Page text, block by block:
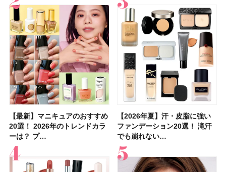
【最新】マニキュアのおすすめ
20選！ 2026年のトレンドカラ
ーは？ プ…
【2026年夏】汗・皮脂に強い
ファンデーション20選！ 滝汗
でも崩れない…
【石井美保さん】おすすめの
「ブライトニング」11選！ ス
キンケアからサプ…
【クリスマスコフレ2026】ク
リニークのホリデーコフレを一
挙紹介！ 人気…
【最新】マニキュアのおすすめ
20選！ 2026年のトレンドカラ
ーは？ プ…
【2026年夏】汗・皮脂に強い
ファンデーション20選！ 滝汗
でも崩れない…
【2026年】ボディ用日焼け止
めUVのおすすめ20選！ この夏
注目の人気…
【2026夏】「リップケア」ラ
ンキングTOP5！＜美容マニア
集団・マキア…
【2026夏】「歯磨き粉・オー
ラルケア」ランキングTOP5！
＜美容マニア…
【板野友美さんの美活】「最
近、下の歯の矯正を再開したん
です」オーラルケア…
【2026年夏】おすすめの髪型
36選！ショート・ボブ・ミディ
アム・ロング…
【2026年夏】小顔に見えるボ
ブの髪型37選！ レイヤー・切
りっぱなしな…
【鈴木えみさんの愛用品30選】
コスメ・スキンケア・ヘアケア
etc.お気に…
【無印良品】スキンケア×衣料
素材の最強タッグで実現！ 着
るだけで保湿でき…
【ルナソルアイシャドウ】アイ
カラーレーションN新色・限定
色をイエベ・ブ…
【セザンヌ】「ブライトカラー
シーラー」新色グリーンが8/7
に発売｜既存色…